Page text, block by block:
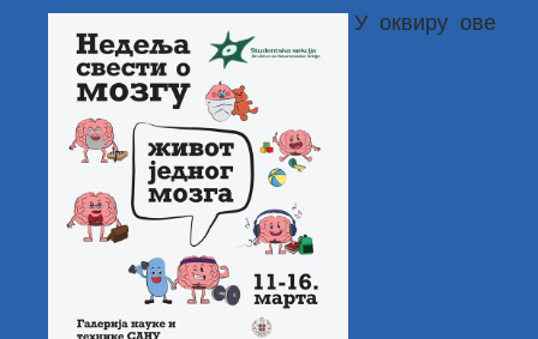
У оквиру ове